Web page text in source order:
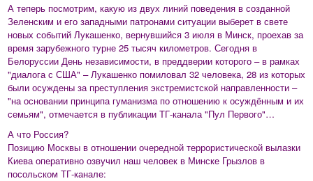
А теперь посмотрим, какую из двух линий поведения в созданной
Зеленским и его западными патронами ситуации выберет в свете
новых событий Лукашенко, вернувшийся 3 июля в Минск, проехав за
время зарубежного турне 25 тысяч километров. Сегодня в
Белоруссии День независимости, в преддверии которого – в рамках
"диалога с США" – Лукашенко помиловал 32 человека, 28 из которых
были осуждены за преступления экстремистской направленности –
"на основании принципа гуманизма по отношению к осуждённым и их
семьям", отмечается в публикации ТГ-канала "Пул Первого"…
А что Россия?
Позицию Москвы в отношении очередной террористической вылазки
Киева оперативно озвучил наш человек в Минске Грызлов в
посольском ТГ-канале: